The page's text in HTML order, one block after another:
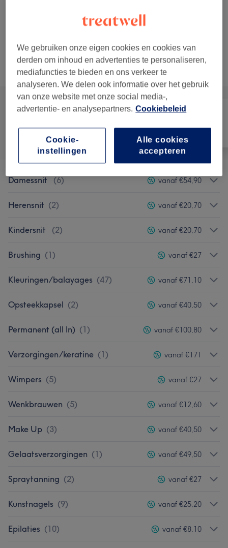
vanaf
Alle behandelingen
Alle Nagels
Damessnit (6) vanaf €54,90
Herensnit (2) vanaf €20,70
Kindersnit (2) vanaf €20,70
Brushing (1) vanaf €27
Kleuringen/balayages (47) vanaf €71,10
Opsteekkapsel (2) vanaf €40,50
Permanent (all In) (1) vanaf €100,80
Verzorgingen/keratine (1) vanaf €171
Wimpers (5) vanaf €27
Wenkbrauwen (5) vanaf €12,60
Make Up (3) vanaf €40,50
Gelaatsverzorgingen (1) vanaf €49,50
Spraytanning (2) vanaf €27
Kunstnagels (9) vanaf €25,20
Epilaties (10) vanaf €8,10
We gebruiken onze eigen cookies en cookies van
derden om inhoud en advertenties te personaliseren,
mediafuncties te bieden en ons verkeer te
analyseren. We delen ook informatie over het gebruik
van onze website met onze social media-,
advertentie- en analysepartners. Cookiebeleid
Alle cookies
accepteren
Cookie-
instellingen